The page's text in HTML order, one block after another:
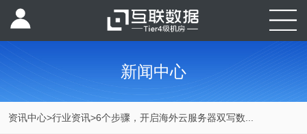
新闻中心
资讯中心>行业资讯>6个步骤，开启海外云服务器双写数...